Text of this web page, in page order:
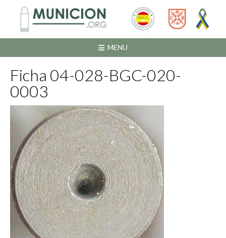
contenido
MENU
Ficha 04-028-BGC-020-
0003